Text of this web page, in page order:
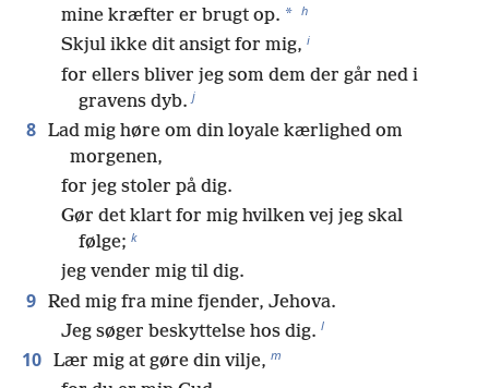
mine kræfter er brugt op. * h
Skjul ikke dit ansigt for mig, i
for ellers bliver jeg som dem der går ned i
gravens dyb. j
8 Lad mig høre om din loyale kærlighed om
morgenen,
for jeg stoler på dig.
Gør det klart for mig hvilken vej jeg skal
følge; k
jeg vender mig til dig.
9 Red mig fra mine fjender, Jehova.
Jeg søger beskyttelse hos dig. l
10 Lær mig at gøre din vilje, m